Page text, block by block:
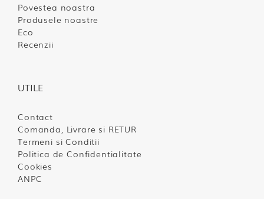
Povestea noastra
Produsele noastre
Eco
Recenzii
UTILE
Contact
Comanda, Livrare si RETUR
Termeni si Conditii
Politica de Confidentialitate
Cookies
ANPC